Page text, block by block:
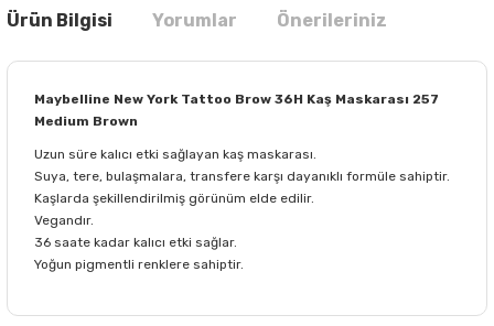
Ürün Bilgisi Yorumlar Önerileriniz
Maybelline New York Tattoo Brow 36H Kaş Maskarası 257
Medium Brown
Uzun süre kalıcı etki sağlayan kaş maskarası.
Suya, tere, bulaşmalara, transfere karşı dayanıklı formüle sahiptir.
Kaşlarda şekillendirilmiş görünüm elde edilir.
Vegandır.
36 saate kadar kalıcı etki sağlar.
Yoğun pigmentli renklere sahiptir.